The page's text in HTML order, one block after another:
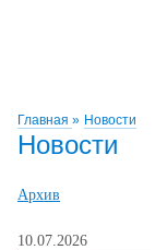
Главная » Новости
Новости
Архив
10.07.2026